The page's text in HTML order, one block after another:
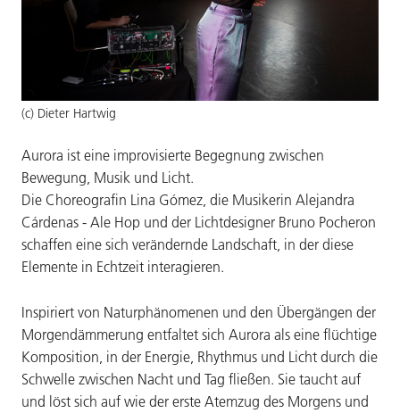
(c) Dieter Hartwig
Aurora ist eine improvisierte Begegnung zwischen
Bewegung, Musik und Licht.
Die Choreografin Lina Gómez, die Musikerin Alejandra
Cárdenas - Ale Hop und der Lichtdesigner Bruno Pocheron
schaffen eine sich verändernde Landschaft, in der diese
Elemente in Echtzeit interagieren.
Inspiriert von Naturphänomenen und den Übergängen der
Morgendämmerung entfaltet sich Aurora als eine flüchtige
Komposition, in der Energie, Rhythmus und Licht durch die
Schwelle zwischen Nacht und Tag fließen. Sie taucht auf
und löst sich auf wie der erste Atemzug des Morgens und